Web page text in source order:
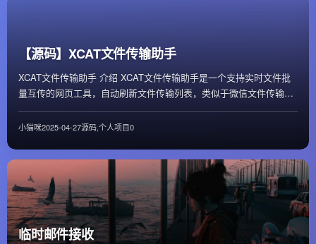
【源码】XCAT文件传输助手
XCAT文件传输助手 介绍 XCAT文件传输助手是一个支持实时文件批
量互传的网页工具，自动刷新文件传输列表，类似于微信文件传输助
手，且无需登录任何账号，仅需一个...
小猫咪2025-04-27源码,个人项目0
临时邮件接收